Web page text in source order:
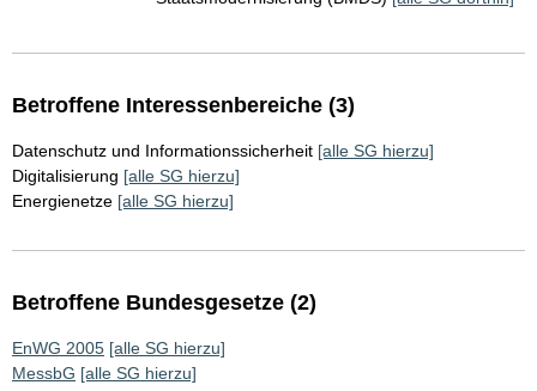
Betroffene Interessenbereiche (3)
Datenschutz und Informationssicherheit [alle SG hierzu]
Digitalisierung [alle SG hierzu]
Energienetze [alle SG hierzu]
Betroffene Bundesgesetze (2)
EnWG 2005 [alle SG hierzu]
MessbG [alle SG hierzu]